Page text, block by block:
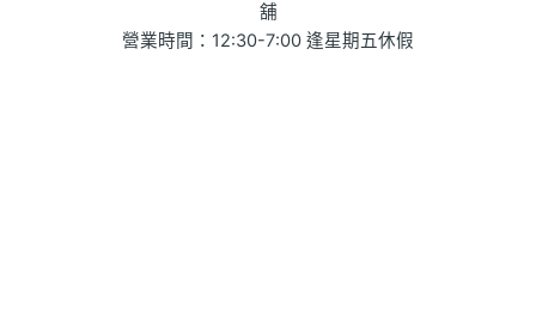
舖
營業時間：12:30-7:00 逢星期五休假